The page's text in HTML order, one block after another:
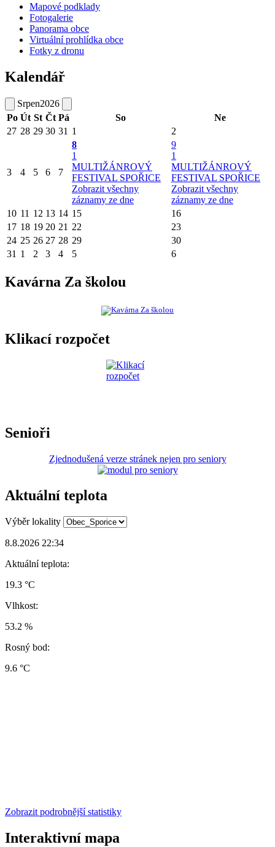
Mapové podklady
Fotogalerie
Panorama obce
Virtuální prohlídka obce
Fotky z dronu
Kalendář
Srpen2026
Po Út St Čt Pá So
Ne
27 28 29 30 31 1 2
3 4 5 6 7
8
1
MULTIŽÁNROVÝ
FESTIVAL SPOŘICE
Zobrazit všechny
záznamy ze dne
9
1
MULTIŽÁNROVÝ
FESTIVAL SPOŘICE
Zobrazit všechny
záznamy ze dne
10 11 12 13 14 15
16
17 18 19 20 21 22
23
24 25 26 27 28 29
30
31 1 2 3 4 5 6
Kavárna Za školou
Klikací rozpočet
Senioři
Zjednodušená verze stránek nejen pro seniory
Aktuální teplota
Výběr lokality
8.8.2026 22:34
Aktuální teplota:
19.3 °C
Vlhkost:
53.2 %
Rosný bod:
9.6 °C
Zobrazit podrobnější statistiky
Interaktivní mapa